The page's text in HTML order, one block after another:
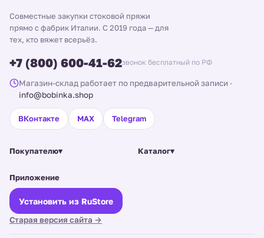
Совместные закупки стоковой пряжи
прямо с фабрик Италии. С 2019 года — для
тех, кто вяжет всерьёз.
+7 (800) 600-41-62звонок бесплатный по РФ
Магазин-склад работает по предварительной записи ·
info@bobinka.shop
ВКонтакте MAX Telegram
Покупателю▾ Каталог▾
Приложение
Установить из RuStore
Старая версия сайта →